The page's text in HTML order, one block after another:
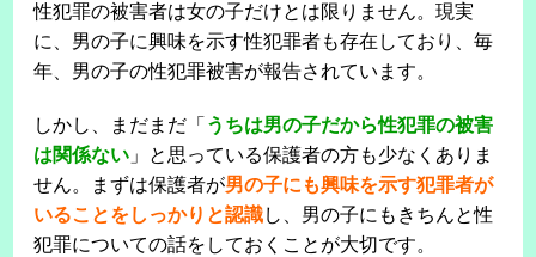
性犯罪の被害者は女の子だけとは限りません。現実
に、男の子に興味を示す性犯罪者も存在しており、毎
年、男の子の性犯罪被害が報告されています。
しかし、まだまだ「 うちは男の子だから性犯罪の被害
は関係ない 」と思っている保護者の方も少なくありま
せん。まずは保護者が男の子にも興味を示す犯罪者が
いることをしっかりと認識し、男の子にもきちんと性
犯罪についての話をしておくことが大切です。